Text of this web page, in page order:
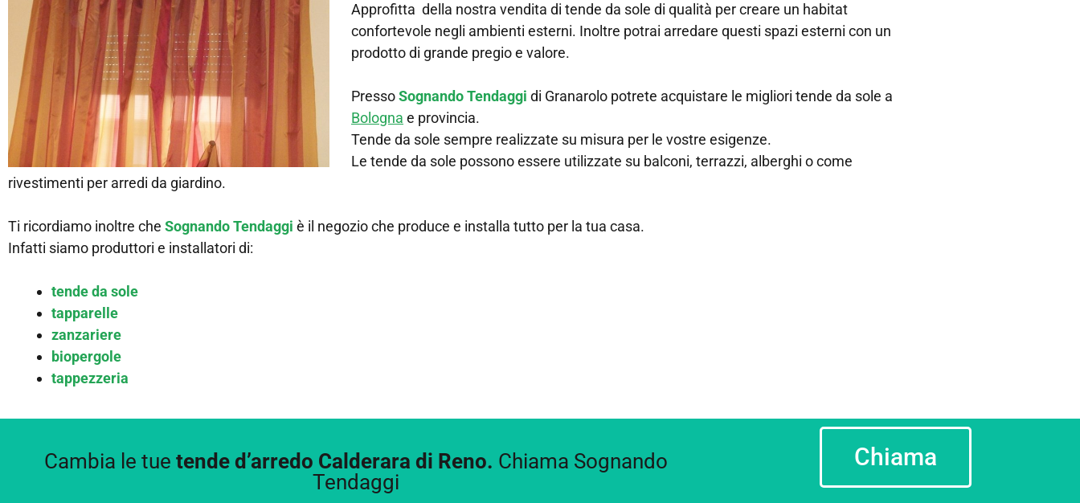
Approfitta della nostra vendita di tende da sole di qualità per creare un habitat
confortevole negli ambienti esterni. Inoltre potrai arredare questi spazi esterni con un
prodotto di grande pregio e valore.
PressoSognando Tendaggi di Granarolo potrete acquistare le migliori tende da sole a
Bologna e provincia.
Tende da sole sempre realizzate su misura per le vostre esigenze.
Le tende da sole possono essere utilizzate su balconi, terrazzi, alberghi o come
rivestimenti per arredi da giardino.
Ti ricordiamo inoltre che Sognando Tendaggi è il negozio che produce e installa tutto per la tua casa.
Infatti siamo produttori e installatori di:
tende da sole
tapparelle
zanzariere
biopergole
tappezzeria
Cambia le tuetende d’arredo Calderara di Reno. Chiama Sognando
Tendaggi
Chiama